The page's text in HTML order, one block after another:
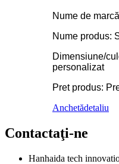
Nume de
Nume produs:
Dimensiune/
personalizat
Pret produs:
Anchetădetaliu
Contactaţi-ne
Hanhaida tech